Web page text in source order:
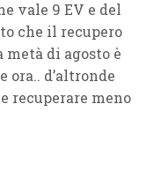
vale 9 EV e del
che il recupero
di agosto è
ora.. d’altronde
recuperare meno